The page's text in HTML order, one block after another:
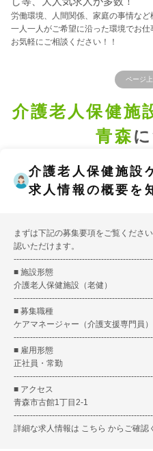
労働環境、人間関係、家庭の事情など
一人一人がご希望に沿った環境でお仕
お気軽にご相談ください！！
ページ
介護老人保健施
青森
介護老人保健施設
求人情報の概要を
まずは下記の募集要項をご覧くださ
認いただけます。
---------------------------------------------------
■ 施設形態
介護老人保健施設（老健）
---------------------------------------------------
■ 募集職種
ケアマネージャー（介護支援専門員）
---------------------------------------------------
■ 雇用形態
正社員・常勤
---------------------------------------------------
■ アクセス
青森市古館1丁目2-1
---------------------------------------------------
詳細な求人情報は こちら からご確認